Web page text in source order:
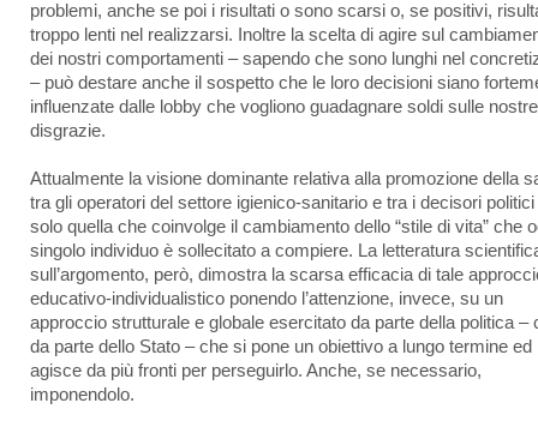
problemi, anche se poi i risultati o sono scarsi o, se positivi,
troppo lenti nel realizzarsi. Inoltre la scelta di agire sul
dei nostri comportamenti – sapendo che sono lunghi nel
– può destare anche il sospetto che le loro decisioni siano
influenzate dalle lobby che vogliono guadagnare soldi sulle nostre
disgrazie.
Attualmente la visione dominante relativa alla promozione della
tra gli operatori del settore igienico-sanitario e tra i decisori politici
solo quella che coinvolge il cambiamento dello “stile di vita” che
singolo individuo è sollecitato a compiere. La letteratura
sull’argomento, però, dimostra la scarsa efficacia di tale
educativo-individualistico ponendo l’attenzione, invece, su un
approccio strutturale e globale esercitato da parte della politica –
da parte dello Stato – che si pone un obiettivo a lungo termine ed
agisce da più fronti per perseguirlo. Anche, se necessario,
imponendolo.